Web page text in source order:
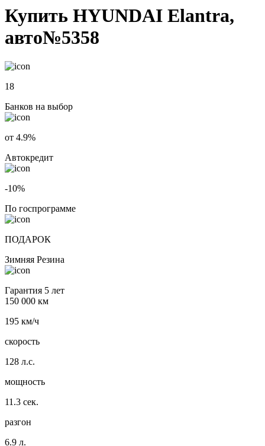
Купить HYUNDAI Elantra,
авто№5358
18
Банков на выбор
от 4.9%
Автокредит
-10%
По госпрограмме
ПОДАРОК
Зимняя Резина
Гарантия 5 лет
150 000 км
195 км/ч
скорость
128 л.с.
мощность
11.3 сек.
разгон
6.9 л.